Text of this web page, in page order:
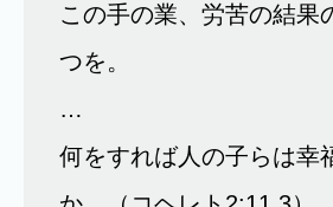
この手の業、労苦の結果
つを。
…
何をすれば人の子らは幸